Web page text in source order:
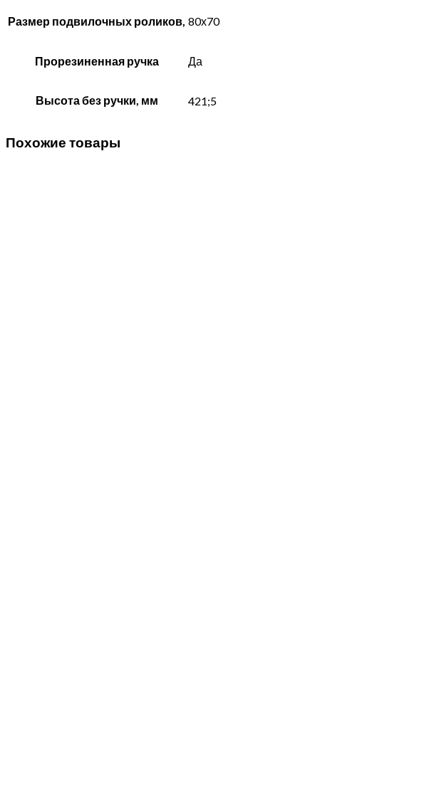
Размер подвилочных роликов, 80х70
Прорезиненная ручка Да
Высота без ручки, мм 421;5
Похожие товары